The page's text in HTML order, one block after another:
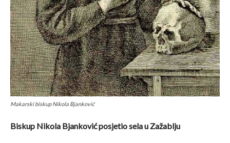
Makarski biskup Nikola Bjanković
Biskup Nikola Bjanković posjetio sela u Zažablju